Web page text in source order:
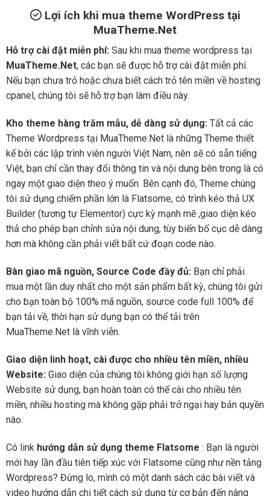
Lợi ích khi mua theme WordPress tại
MuaTheme.Net
Hỗ trợ cài đặt miễn phí: Sau khi mua theme wordpress tại
MuaTheme.Net, các bạn sẽ được hỗ trợ cài đặt miễn phí.
Nếu bạn chưa trỏ hoặc chưa biết cách trỏ tên miền về hosting
cpanel, chúng tôi sẽ hỗ trợ bạn làm điều này.
Kho theme hàng trăm mẫu, dễ dàng sử dụng: Tất cả các
Theme Wordpress tại MuaTheme.Net là những Theme thiết
kế bởi các lập trình viên người Việt Nam, nên sẽ có sẵn tiếng
Việt, bạn chỉ cần thay đổi thông tin và nội dung bên trong là có
ngay một giao diện theo ý muốn. Bên cạnh đó, Theme chúng
tôi sử dụng chiếm phần lớn là Flatsome, có trình kéo thả UX
Builder (tương tự Elementor) cực kỳ mạnh mẽ ,giao diện kéo
thả cho phép bạn chỉnh sửa nội dung, tùy biến bố cục dễ dàng
hơn mà không cần phải viết bất cứ đoạn code nào.
Bàn giao mã nguồn, Source Code đầy đủ: Bạn chỉ phải
mua một lần duy nhất cho một sản phẩm bất kỳ, chúng tôi gửi
cho bạn toàn bộ 100% mã nguồn, source code full 100% để
bạn tải về, thời hạn sử dụng bạn có thể tải trên
MuaTheme.Net là vĩnh viễn.
Giao diện linh hoạt, cài được cho nhiều tên miền, nhiều
Website: Giao diện của chúng tôi không giới hạn số lượng
Website sử dụng, bạn hoàn toàn có thể cài cho nhiều tên
miền, nhiều hosting mà không gặp phải trở ngại hay bản quyền
nào.
Có link hướng dẫn sử dụng theme Flatsome : Bạn là người
mới hay lần đầu tiên tiếp xúc với Flatsome cũng như nền tảng
Wordpress? Đừng lo, mình có một danh sách các bài viết và
video hướng dẫn chi tiết cách sử dụng từ cơ bản đến nâng